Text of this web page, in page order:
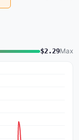
$2.29Max